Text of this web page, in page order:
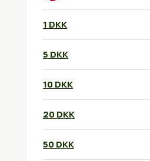
1 DKK
5 DKK
10 DKK
20 DKK
50 DKK